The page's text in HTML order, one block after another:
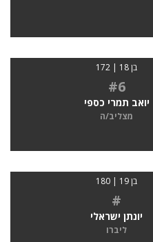
בן 18 | 172
#6
יואב תמרי כספי
מצליב/ה
בן 19 | 180
#
יונתן ישראלי
ליברו